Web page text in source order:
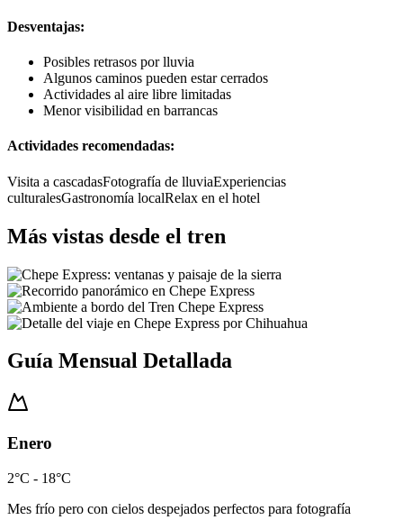
Desventajas:
Posibles retrasos por lluvia
Algunos caminos pueden estar cerrados
Actividades al aire libre limitadas
Menor visibilidad en barrancas
Actividades recomendadas:
Visita a cascadasFotografía de lluviaExperiencias
culturalesGastronomía localRelax en el hotel
Más vistas desde el tren
Guía Mensual Detallada
Enero
2°C - 18°C
Mes frío pero con cielos despejados perfectos para fotografía